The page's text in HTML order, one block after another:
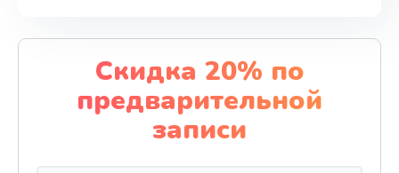
Скидка 20% по
предварительной
записи